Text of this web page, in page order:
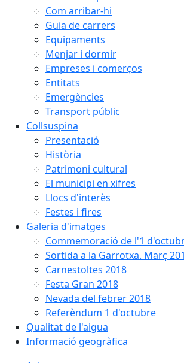
Com arribar-hi
Guia de carrers
Equipaments
Menjar i dormir
Empreses i comerços
Entitats
Emergències
Transport públic
Collsuspina
Presentació
Història
Patrimoni cultural
El municipi en xifres
Llocs d'interès
Festes i fires
Galeria d'imatges
Commemoració de l'1
Sortida a la Garrotxa. Març
Carnestoltes 2018
Festa Gran 2018
Nevada del febrer 2018
Referèndum 1 d'octubre
Qualitat de l'aigua
Informació geogràfica